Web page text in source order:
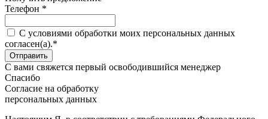
Телефон *
C условиями обработки моих персональных данных
согласен(а).*
С вами свяжется первый освободившийся менеджер
Спасибо
Согласие на обработку
персональных данных